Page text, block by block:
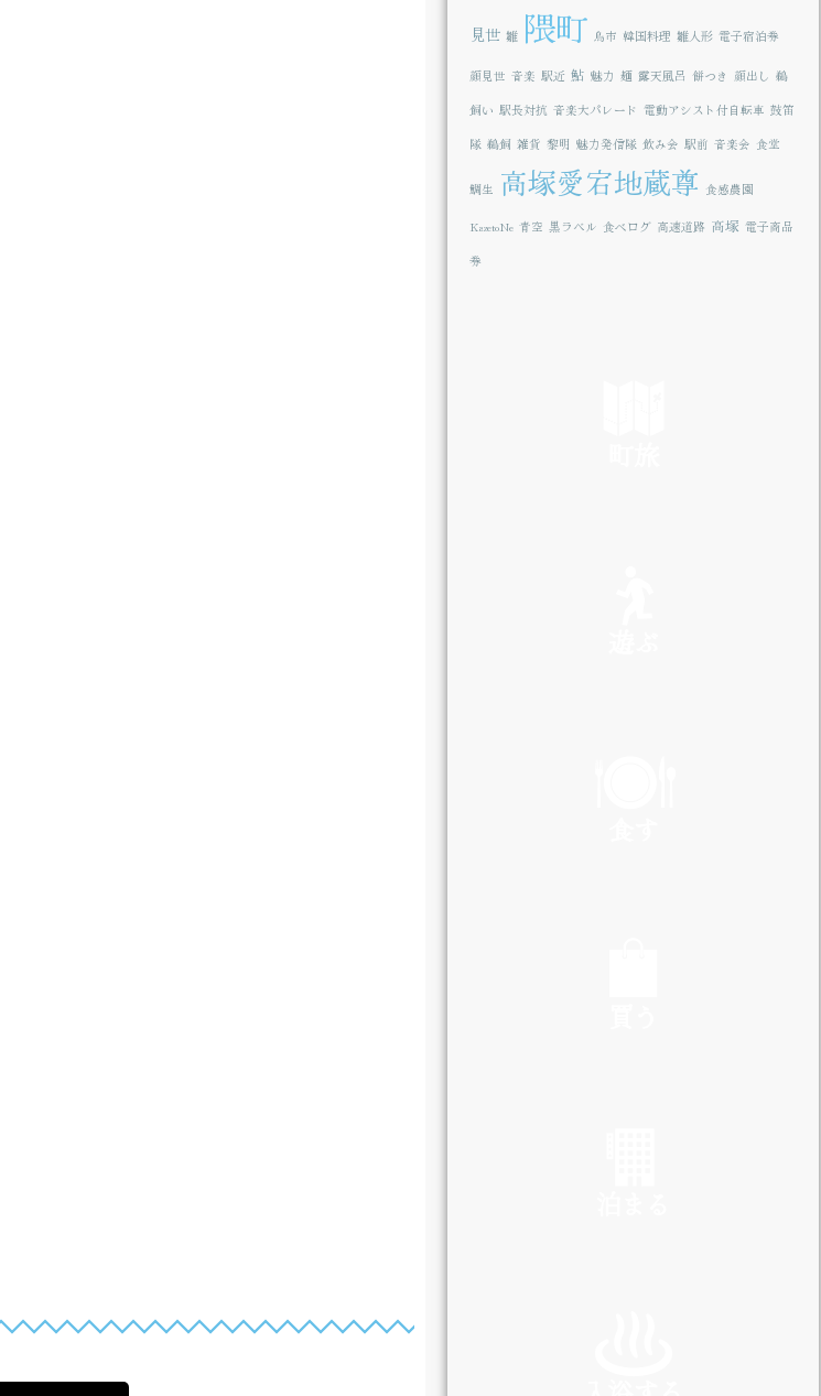
見世 雛 隈町 鳥市 韓国料理 雛人形 電子宿泊券
顔見世 音楽 駅近 鮎 魅力 麺 露天風呂 餅つき 顔出し 鵜
飼い 駅長対抗 音楽大パレード 電動アシスト付自転車 鼓笛
隊 鵜飼 雑貨 黎明 魅力発信隊 飲み会 駅前 音楽会 食堂
鯛生 高塚愛宕地蔵尊 食感農園
KazetoNe 青空 黒ラベル 食べログ 高速道路 高塚 電子商品
券